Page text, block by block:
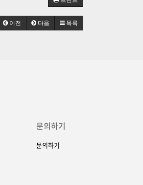
이전 다음 목록
문의하기
문의하기